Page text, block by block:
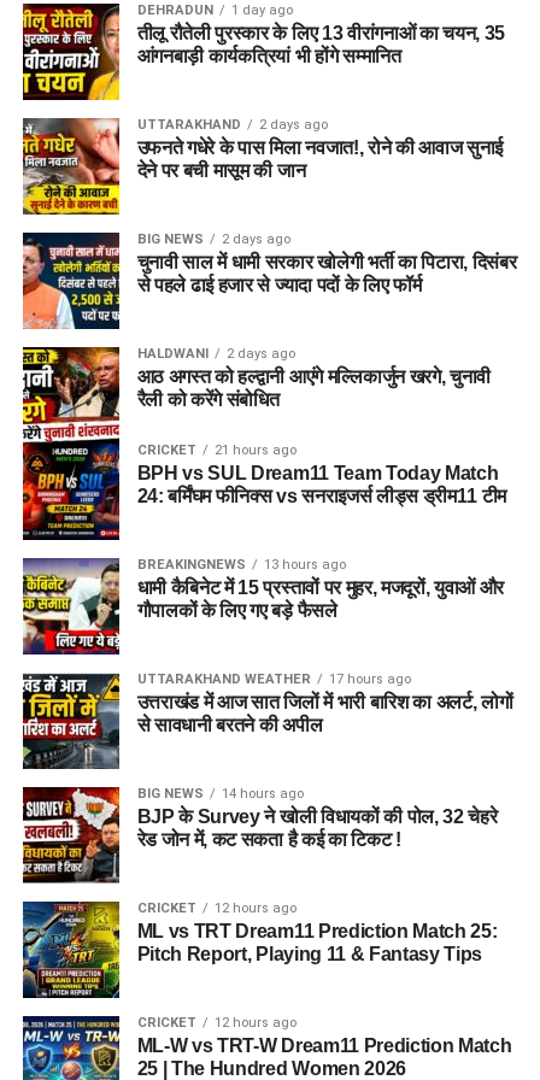
अगर यह योजना धरातल पर उतरती है तो संस्थागत जीवन की जगह उन्हें
परिवार जैसा माहौल, बेहतर स्वतंत्रता और सामाजिक वातावरण मिल
सकेगा। इससे बच्चों और महिलाओं के मानसिक और सामाजिक विकास में
भी मदद मिलने की उम्मीद है।
DEHRADUN 1 day ago
तीलू रौतेली पुरस्कार के लिए 13 वीरांगनाओं का चयन, 35
आंगनबाड़ी कार्यकत्रियां भी होंगे सम्मानित
UTTARAKHAND 2 days ago
उफनते गधेरे के पास मिला नवजात!, रोने की आवाज सुनाई
देने पर बची मासूम की जान
BIG NEWS 2 days ago
चुनावी साल में धामी सरकार खोलेगी भर्ती का पिटारा, दिसंबर
से पहले ढाई हजार से ज्यादा पदों के लिए फॉर्म
HALDWANI 2 days ago
आठ अगस्त को हल्द्वानी आएंगे मल्लिकार्जुन खरगे, चुनावी
रैली को करेंगे संबोधित
CRICKET 21 hours ago
BPH vs SUL Dream11 Team Today Match
24: बर्मिंघम फीनिक्स vs सनराइजर्स लीड्स ड्रीम11 टीम
BREAKINGNEWS 13 hours ago
धामी कैबिनेट में 15 प्रस्तावों पर मुहर, मजदूरों, युवाओं और
गौपालकों के लिए गए बड़े फैसले
UTTARAKHAND WEATHER 17 hours ago
उत्तराखंड में आज सात जिलों में भारी बारिश का अलर्ट, लोगों
से सावधानी बरतने की अपील
BIG NEWS 14 hours ago
BJP के Survey ने खोली विधायकों की पोल, 32 चेहरे
रेड जोन में, कट सकता है कई का टिकट !
CRICKET 12 hours ago
ML vs TRT Dream11 Prediction Match 25:
Pitch Report, Playing 11 & Fantasy Tips
CRICKET 12 hours ago
ML-W vs TRT-W Dream11 Prediction Match
25 | The Hundred Women 2026